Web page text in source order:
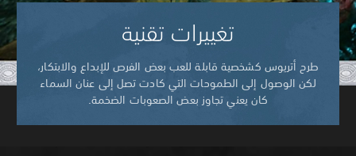
تغييرات تقنية
طرح أتريوس كشخصية قابلة للعب بعض الفرص للإبداع والابتكار،
لكن الوصول إلى الطموحات التي كادت تصل إلى عنان السماء
كان يعني تجاوز بعض الصعوبات الضخمة.